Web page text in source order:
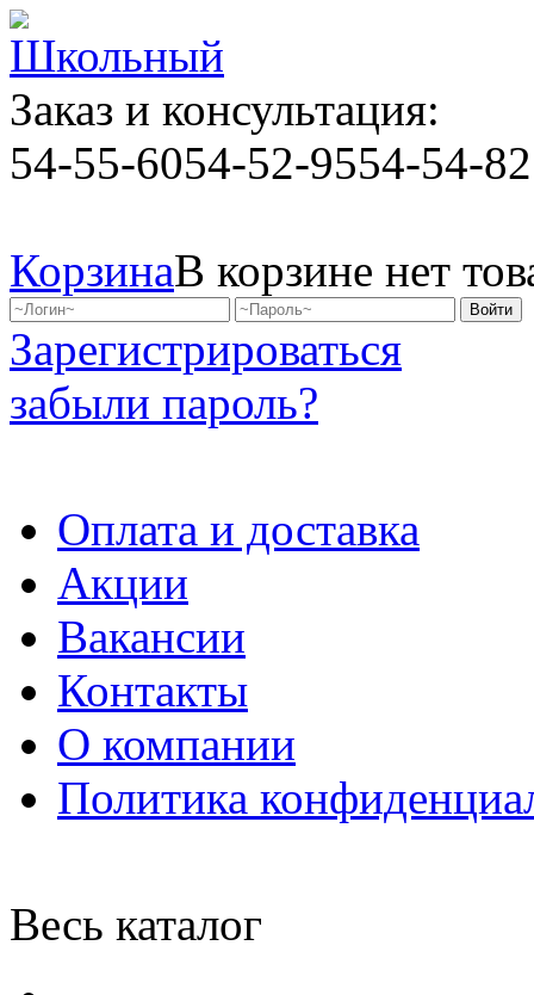
Заказ и консультация:
54-55-6054-52-9554-54-82
КорзинаВ корзине нет
Зарегистрироваться
забыли пароль?
Оплата и доставка
Акции
Вакансии
Контакты
О компании
Политика
Весь каталог